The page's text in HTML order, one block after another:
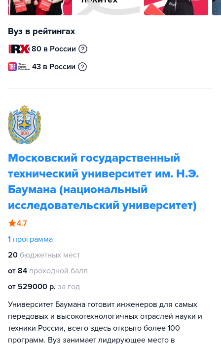
Вуз в рейтингах
80 в России
43 в России
Московский государственный
технический университет им. Н.Э.
Баумана (национальный
исследовательский университет)
4.7
1 программа
20 бюджетных мест
от 84 проходной балл
от 529000 р. за год
Университет Баумана готовит инженеров для самых
передовых и высокотехнологичных отраслей науки и
техники России, всего здесь открыто более 100
программ. Вуз занимает лидирующее место в